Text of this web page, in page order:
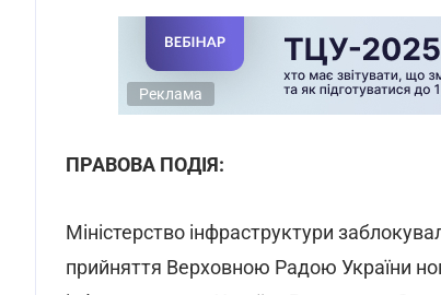
Реклама
ПРАВОВА ПОДІЯ:
Міністерство інфраструктури
прийняття Верховною Радою України